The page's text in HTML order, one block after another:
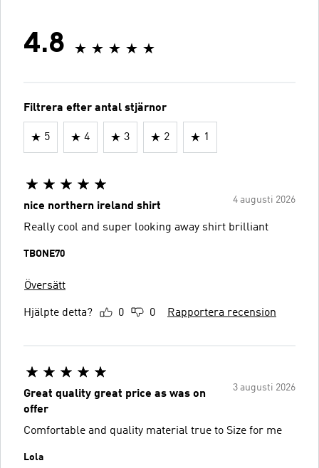
4.8
Filtrera efter antal stjärnor
5 4 3 2 1
4 augusti 2026
nice northern ireland shirt
Really cool and super looking away shirt brilliant
TBONE70
Översätt
Hjälpte detta? 0 0 Rapportera recension
3 augusti 2026
Great quality great price as was on
offer
Comfortable and quality material true to Size for me
Lola